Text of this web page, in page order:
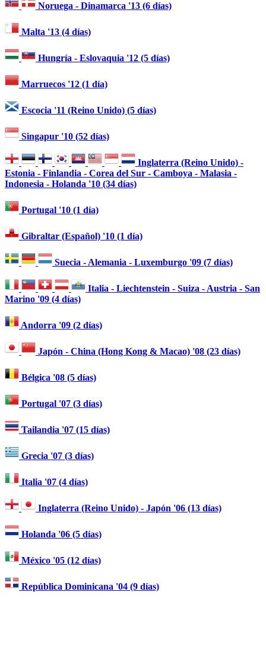
Noruega - Dinamarca '13 (6 días)
Malta '13 (4 días)
Hungría - Eslovaquia '12 (5 días)
Marruecos '12 (1 día)
Escocia '11 (Reino Unido) (5 días)
Singapur '10 (52 días)
Inglaterra (Reino Unido) -
Estonia - Finlandia - Corea del Sur - Camboya - Malasia -
Indonesia - Holanda '10 (34 días)
Portugal '10 (1 día)
Gibraltar (Español) '10 (1 día)
Suecia - Alemania - Luxemburgo '09 (7 días)
Italia - Liechtenstein - Suiza - Austria - San
Marino '09 (4 días)
Andorra '09 (2 días)
Japón - China (Hong Kong & Macao) '08 (23 días)
Bélgica '08 (5 días)
Portugal '07 (3 días)
Tailandia '07 (15 días)
Grecia '07 (3 días)
Italia '07 (4 días)
Inglaterra (Reino Unido) - Japón '06 (13 días)
Holanda '06 (5 días)
México '05 (12 días)
República Dominicana '04 (9 días)